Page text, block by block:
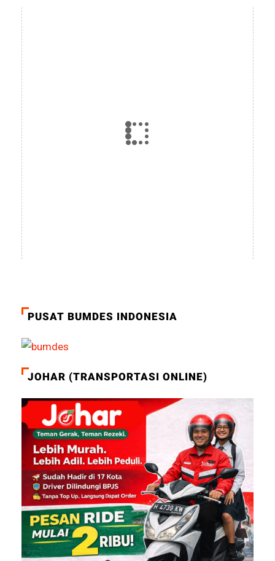
PUSAT BUMDES INDONESIA
JOHAR (TRANSPORTASI ONLINE)